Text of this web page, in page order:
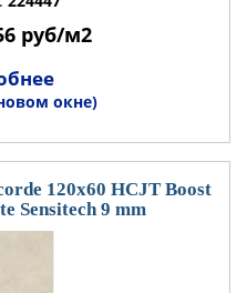
руб/м2
окне)
120x60 HCJT Boost
Sensitech 9 mm